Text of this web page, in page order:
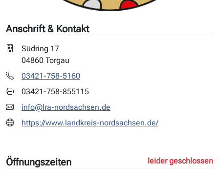
Anschrift & Kontakt
Südring 17
04860 Torgau
03421-758-5160
03421-758-855115
info@lra-nordsachsen.de
https://www.landkreis-nordsachsen.de/
Öffnungszeiten leider geschlossen